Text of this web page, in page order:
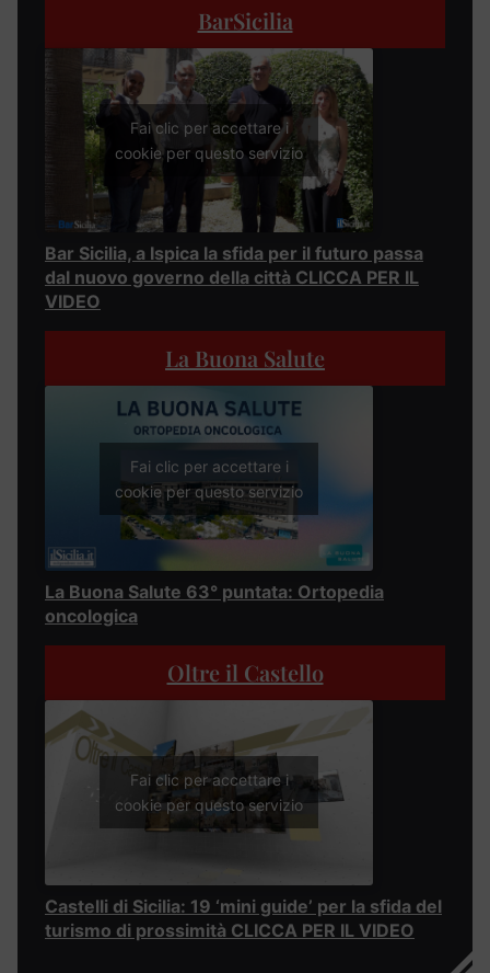
BarSicilia
Fai clic per accettare i
cookie per questo servizio
Bar Sicilia, a Ispica la sfida per il futuro passa
dal nuovo governo della città CLICCA PER IL
VIDEO
La Buona Salute
Fai clic per accettare i
cookie per questo servizio
La Buona Salute 63° puntata: Ortopedia
oncologica
Oltre il Castello
Fai clic per accettare i
cookie per questo servizio
Castelli di Sicilia: 19 ‘mini guide’ per la sfida del
turismo di prossimità CLICCA PER IL VIDEO